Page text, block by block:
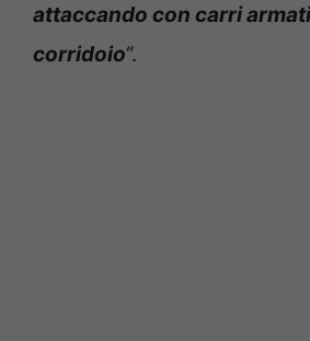
attaccando con carri
corridoio“.